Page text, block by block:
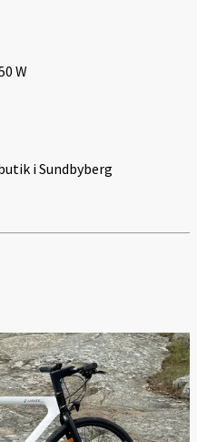
W
i Sundbyberg